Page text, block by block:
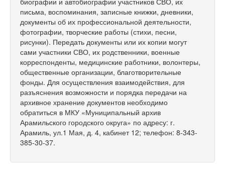
письма, воспоминания, записные книжки, дневники,
документы об их профессиональной деятельности,
фотографии, творческие работы (стихи, песни,
рисунки). Передать документы или их копии могут
сами участники СВО, их родственники, военные
корреспонденты, медицинские работники, волонтеры,
общественные организации, благотворительные
фонды. Для осуществления взаимодействия, для
разъяснения возможности и порядка передачи на
архивное хранение документов необходимо
обратиться в МКУ «Муниципальный архив
Арамильского городского округа» по адресу: г.
Арамиль, ул.1 Мая, д. 4, кабинет 12; телефон: 8-343-
385-30-37.